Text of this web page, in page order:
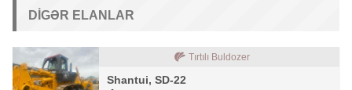
DIGƏR ELANLAR
Tırtılı Buldozer
Shantui, SD-22